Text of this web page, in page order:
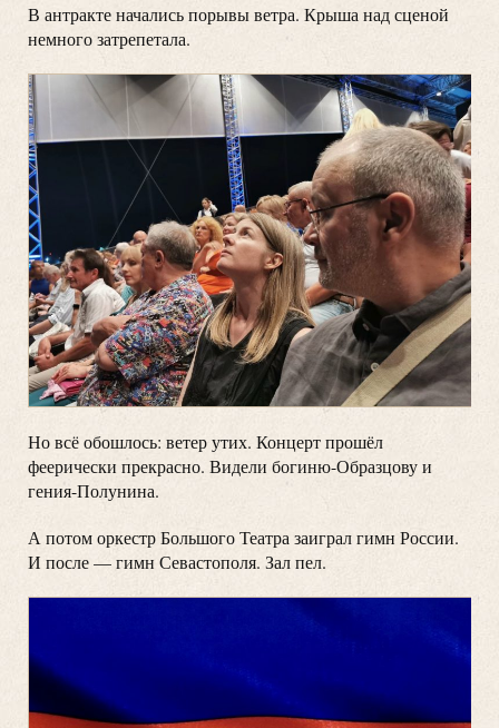
В антракте начались порывы ветра. Крыша над сценой
немного затрепетала.
Но всё обошлось: ветер утих. Концерт прошёл
феерически прекрасно. Видели богиню-Образцову и
гения-Полунина.
А потом оркестр Большого Театра заиграл гимн России.
И после — гимн Севастополя. Зал пел.